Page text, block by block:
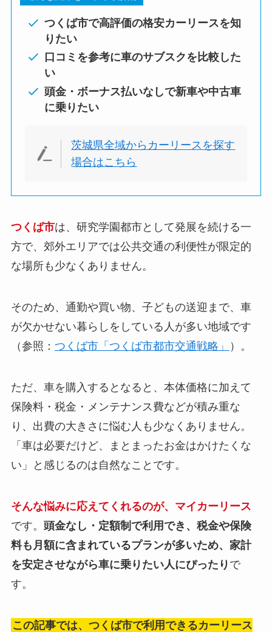
つくば市で高評価の格安カーリースを知
りたい
口コミを参考に車のサブスクを比較した
い
頭金・ボーナス払いなしで新車や中古車
に乗りたい
茨城県全域からカーリースを探す
場合はこちら
つくば市は、研究学園都市として発展を続ける一
方で、郊外エリアでは公共交通の利便性が限定的
な場所も少なくありません。
そのため、通勤や買い物、子どもの送迎まで、車
が欠かせない暮らしをしている人が多い地域です
（参照： つくば市「つくば市都市交通戦略」 ）。
ただ、車を購入するとなると、本体価格に加えて
保険料・税金・メンテナンス費などが積み重な
り、出費の大きさに悩む人も少なくありません。
「車は必要だけど、まとまったお金はかけたくな
い」と感じるのは自然なことです。
そんな悩みに応えてくれるのが、マイカーリース
です。 頭金なし・定額制で利用でき、税金や保険
料も月額に含まれているプランが多いため、家計
を安定させながら車に乗りたい人にぴったり で
す。
この記事では、つくば市で利用できるカーリース